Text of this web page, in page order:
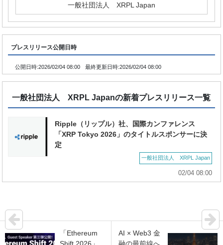
一般社団法人 XRPL Japan
プレスリリース公開日時
公開日時:2026/02/04 08:00 最終更新日時:2026/02/04 08:00
一般社団法人 XRPL Japanの新着プレスリリース一覧
Ripple（リップル）社、国際カンファレンス
「XRP Tokyo 2026」のタイトルスポンサーに決
定
一般社団法人 XRPL Japan
02/04 08:00
「Ethereum
AI × Web3 金